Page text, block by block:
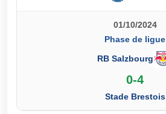
01/10/2024
Phase de ligue
RB Salzbourg
0-4
Stade Brestois